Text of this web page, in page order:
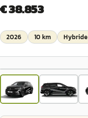
€ 38.853
2026 10 km Hybride